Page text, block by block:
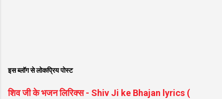
इस ब्लॉग से लोकप्रिय पोस्ट
शिव जी के भजन लिरिक्स - Shiv Ji ke Bhajan lyrics (